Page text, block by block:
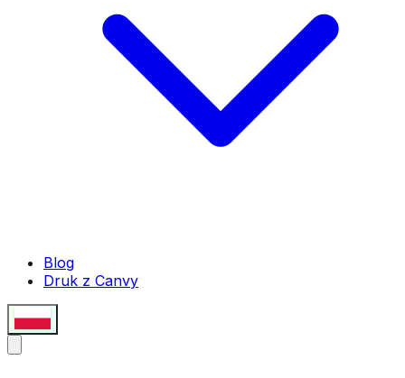
Blog
Druk z Canvy